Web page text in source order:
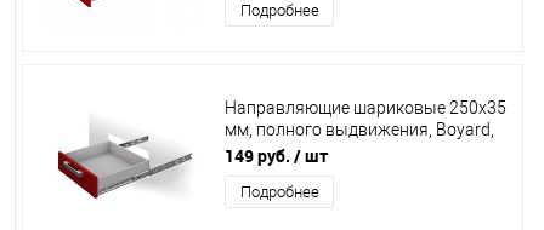
Подробнее
Направляющие шариковые 250х35
мм, полного выдвижения, Boyard,
DB3501Zn/250
149 руб. / шт
Подробнее